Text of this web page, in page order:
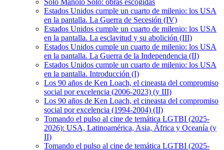
Solo Manolo Solo: obras escogidas
Estados Unidos cumple un cuarto de milenio: los USA
en la pantalla. La Guerra de Secesión (IV)
Estados Unidos cumple un cuarto de milenio: los USA
en la pantalla. La esclavitud y su abolición (III)
Estados Unidos cumple un cuarto de milenio: los USA
en la pantalla. La Guerra de la Independencia (II)
Estados Unidos cumple un cuarto de milenio: los USA
en la pantalla. Introducción (I)
Los 90 años de Ken Loach, el cineasta del compromiso
social por excelencia (2006-2023) (y III)
Los 90 años de Ken Loach, el cineasta del compromiso
social por excelencia (1994-2004) (II)
Tomando el pulso al cine de temática LGTBI (2025-
2026): USA, Latinoamérica, Asia, África y Oceanía (y
II)
Tomando el pulso al cine de temática LGTBI (2025-